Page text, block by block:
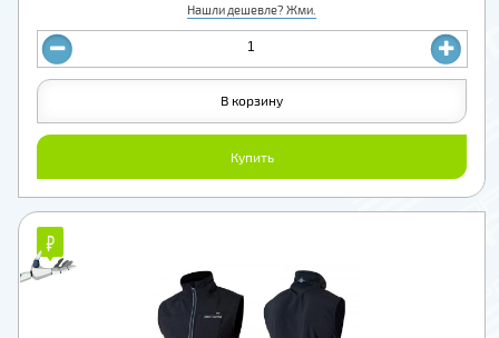
Нашли дешевле? Жми.
Купить
В корзину
₽
₽